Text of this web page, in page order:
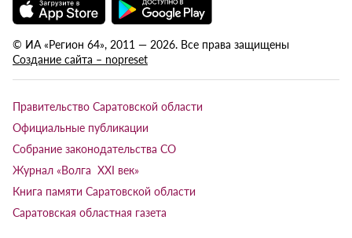
© ИА «Регион 64», 2011 — 2026. Все права защищены
Создание сайта – nopreset
Правительство Саратовской области
Официальные публикации
Собрание законодательства СО
Журнал «Волга XXI век»
Книга памяти Саратовской области
Саратовская областная газета